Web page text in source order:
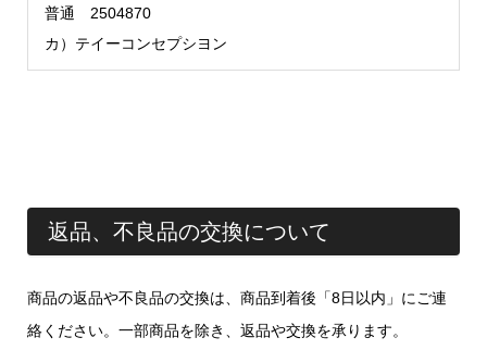
普通 2504870
カ）テイーコンセプシヨン
返品、不良品の交換について
商品の返品や不良品の交換は、商品到着後「8日以内」にご連
絡ください。一部商品を除き、返品や交換を承ります。